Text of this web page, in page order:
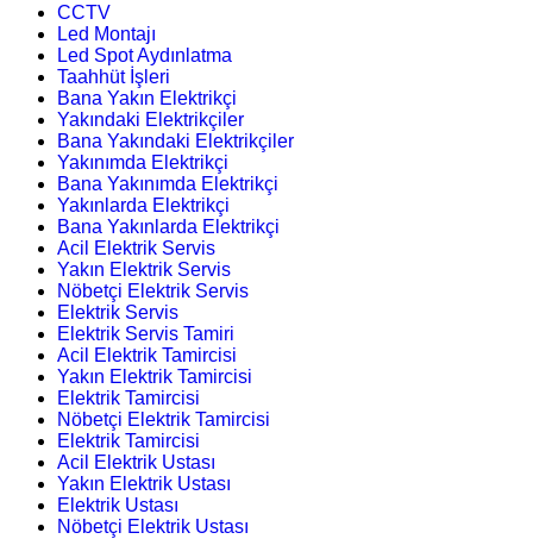
CCTV
Led Montajı
Led Spot Aydınlatma
Taahhüt İşleri
Bana Yakın Elektrikçi
Yakındaki Elektrikçiler
Bana Yakındaki Elektrikçiler
Yakınımda Elektrikçi
Bana Yakınımda Elektrikçi
Yakınlarda Elektrikçi
Bana Yakınlarda Elektrikçi
Acil Elektrik Servis
Yakın Elektrik Servis
Nöbetçi Elektrik Servis
Elektrik Servis
Elektrik Servis Tamiri
Acil Elektrik Tamircisi
Yakın Elektrik Tamircisi
Elektrik Tamircisi
Nöbetçi Elektrik Tamircisi
Elektrik Tamircisi
Acil Elektrik Ustası
Yakın Elektrik Ustası
Elektrik Ustası
Nöbetçi Elektrik Ustası